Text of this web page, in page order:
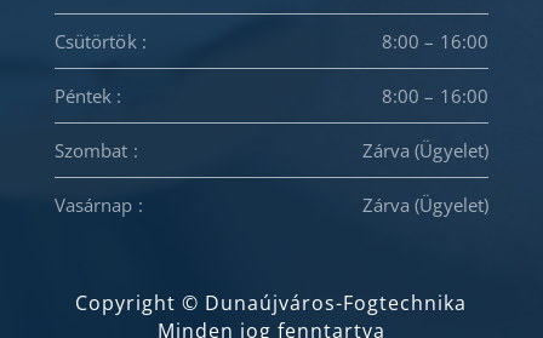
Csütörtök : 8:00 – 16:00
Péntek : 8:00 – 16:00
Szombat : Zárva (Ügyelet)
Vasárnap : Zárva (Ügyelet)
Copyright © Dunaújváros-Fogtechnika
Minden jog fenntartva